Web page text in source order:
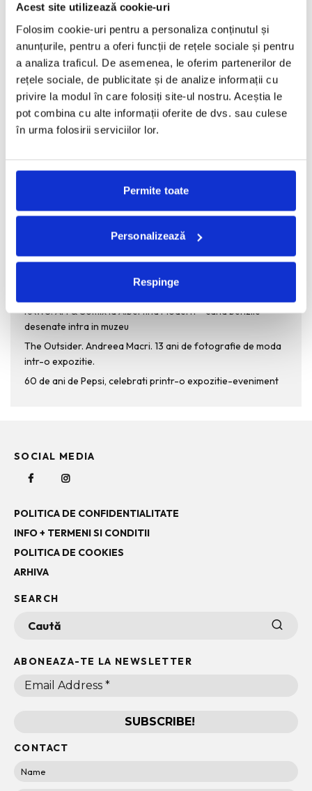
Acest site utilizează cookie-uri
Folosim cookie-uri pentru a personaliza conținutul și
anunțurile, pentru a oferi funcții de rețele sociale și pentru
a analiza traficul. De asemenea, le oferim partenerilor de
rețele sociale, de publicitate și de analize informații cu
privire la modul în care folosiți site-ul nostru. Aceștia le
pot combina cu alte informații oferite de dvs. sau culese
în urma folosirii serviciilor lor.
Permite toate
Personalizează
Respinge
The Little White Dress
Eleganta, clasica, versatila… Rochia alba impartaseste aceleasi
Funda, element cheie in designul rochiilor de ocazie
KAWS: Art & Comix la Albertina Modern – cand benzile
desenate intra in muzeu
The Outsider. Andreea Macri. 13 ani de fotografie de moda
intr-o expozitie.
60 de ani de Pepsi, celebrati printr-o expozitie-eveniment
SOCIAL MEDIA
POLITICA DE CONFIDENTIALITATE
INFO + TERMENI SI CONDITII
POLITICA DE COOKIES
ARHIVA
SEARCH
ABONEAZA-TE LA NEWSLETTER
CONTACT